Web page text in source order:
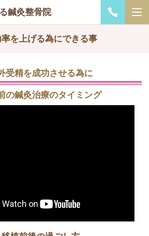
鍼灸整骨院
を上げる為にできる事
受精を成功させる為に
の鍼灸治療のタイミング